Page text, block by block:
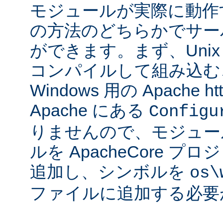
モジュールが実際に動
の方法のどちらかでサ
ができます。まず、
コンパイルして組み込
Windows 用の Apache
Apache にある
りませんので、モジュ
ルを ApacheCore プロ
追加し、シンボルを
ファイルに追加する必